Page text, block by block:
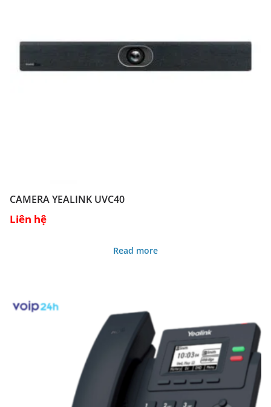
CAMERA YEALINK UVC40
Liên hệ
Read more